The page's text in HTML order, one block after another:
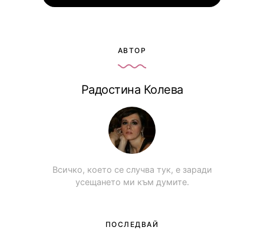
АВТОР
Радостина Колева
Всичко, което се случва тук, е заради
усещането ми към думите.
ПОСЛЕДВАЙ